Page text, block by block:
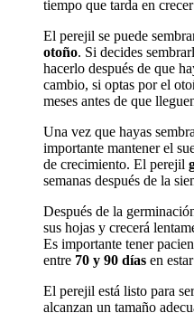
tiempo que tarda en
El perejil se puede
otoño. Si decides
hacerlo después de que
cambio, si optas por el
meses antes de que
Una vez que hayas
importante mantener el
de crecimiento. El perejil
semanas después de la
Después de la
sus hojas y crecerá
Es importante tener
entre 70 y 90 días en
El perejil está listo para
alcanzan un tamaño